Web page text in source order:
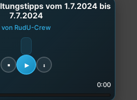
vom 1.7.2024 bis
7.7.2024
von RudU-Crew
0:00